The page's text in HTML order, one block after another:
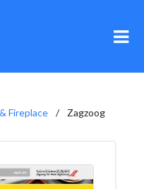
Fireplace Zagzoog